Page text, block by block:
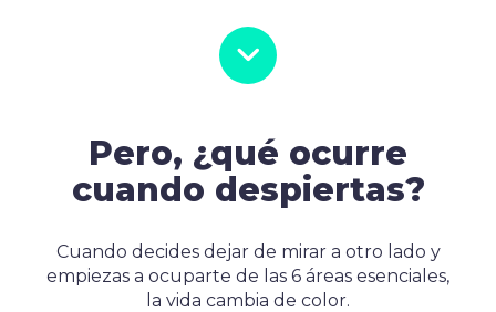
Pero, ¿qué ocurre
cuando despiertas?
Cuando decides dejar de mirar a otro lado y
empiezas a ocuparte de las 6 áreas esenciales,
la vida cambia de color.